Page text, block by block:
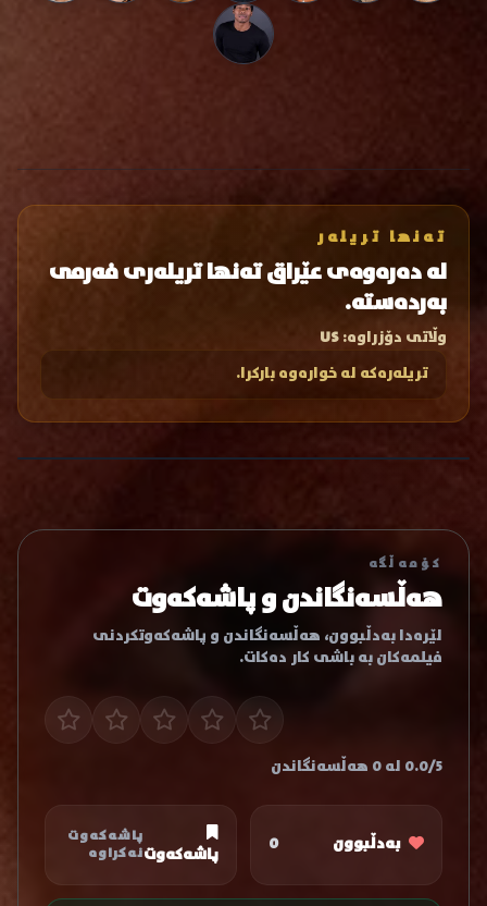
تەنها تریلەر
لە دەرەوەی عێراق تەنها تریلەری فەرمی
بەردەستە.
وڵاتی دۆزراوە:US
تریلەرەکە لە خوارەوە بارکرا.
کۆمەڵگە
هەڵسەنگاندن و پاشەکەوت
لێرەدا بەدڵبوون، هەڵسەنگاندن و پاشەکەوتکردنی
فیلمەکان بە باشی کار دەکات.
0.0/5 لە 0 هەڵسەنگاندن
بەدڵبوون 0 پاشەکەوت
پاشەکەوت
نەکراوە